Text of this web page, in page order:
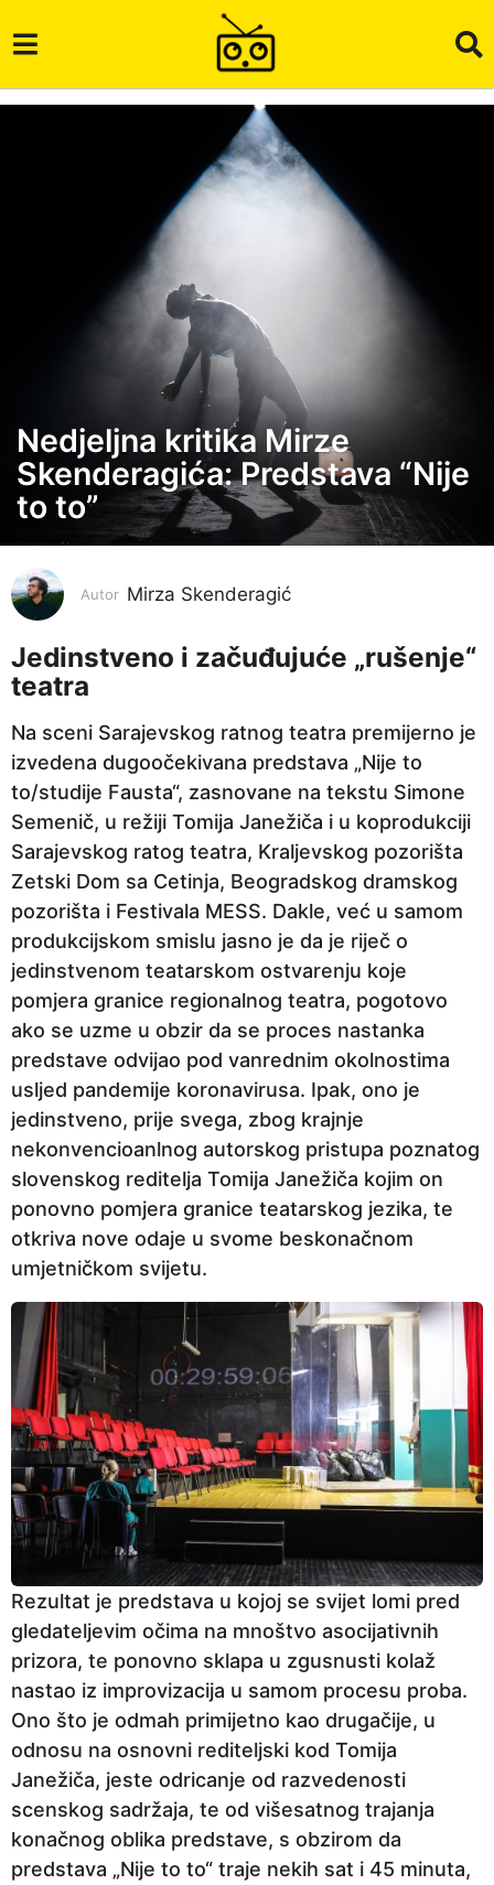
6
g
o
n
a
p
r
j
e
5
g
o
d
i
n
a
p
r
i
j
e
Nedjeljna kritika Mirze
Skenderagića: Predstava “Nije
to to”
Autor Mirza Skenderagić
Jedinstveno i začuđujuće „rušenje“
teatra
Na sceni Sarajevskog ratnog teatra premijerno je
izvedena dugoočekivana predstava „Nije to
to/studije Fausta“, zasnovane na tekstu Simone
Semenič, u režiji Tomija Janežiča i u koprodukciji
Sarajevskog ratog teatra, Kraljevskog pozorišta
Zetski Dom sa Cetinja, Beogradskog dramskog
pozorišta i Festivala MESS. Dakle, već u samom
produkcijskom smislu jasno je da je riječ o
jedinstvenom teatarskom ostvarenju koje
pomjera granice regionalnog teatra, pogotovo
ako se uzme u obzir da se proces nastanka
predstave odvijao pod vanrednim okolnostima
usljed pandemije koronavirusa. Ipak, ono je
jedinstveno, prije svega, zbog krajnje
nekonvencioanlnog autorskog pristupa poznatog
slovenskog reditelja Tomija Janežiča kojim on
ponovno pomjera granice teatarskog jezika, te
otkriva nove odaje u svome beskonačnom
umjetničkom svijetu.
Rezultat je predstava u kojoj se svijet lomi pred
gledateljevim očima na mnoštvo asocijativnih
prizora, te ponovno sklapa u zgusnusti kolaž
nastao iz improvizacija u samom procesu proba.
Ono što je odmah primijetno kao drugačije, u
odnosu na osnovni rediteljski kod Tomija
Janežiča, jeste odricanje od razvedenosti
scenskog sadržaja, te od višesatnog trajanja
konačnog oblika predstave, s obzirom da
predstava „Nije to to“ traje nekih sat i 45 minuta,